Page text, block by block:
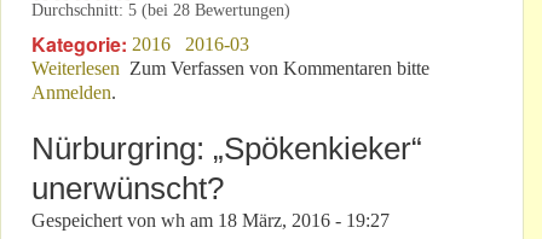
Durchschnitt: 5 (bei 28 Bewertungen)
Kategorie: 2016
2016-03
Weiterlesen über F1: Junger Mann zum Mitreisen gesucht!
Zum Verfassen von Kommentaren bitte
Anmelden.
Nürburgring: „Spökenkieker“
unerwünscht?
Gespeichert von wh am 18 März, 2016 - 19:27